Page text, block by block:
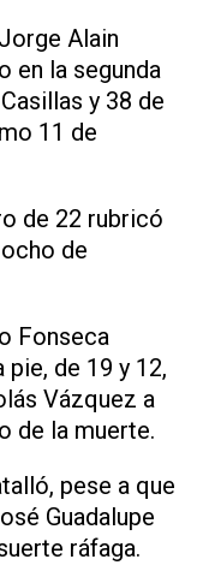
Alain
en la segunda
y 38 de
11 de
de 22 rubricó
de
Fonseca
de 19 y 12,
Vázquez a
de la muerte.
pese a que
Guadalupe
ráfaga.